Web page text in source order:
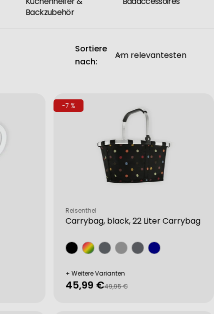
Backzubehör
Sortiere
nach:
-7 %
Carrybag, black, 22 Liter Carrybag
Verkäufer:
Reisenthel
+ Weitere Varianten
Verkaufspreis
45,99 €
Regulärer49,95 €